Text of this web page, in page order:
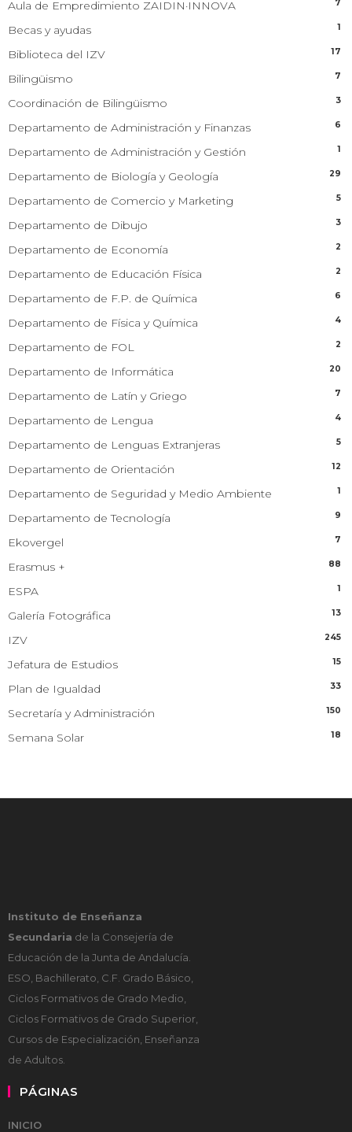
Aula de Empredimiento ZAIDIN·INNOVA 7
Becas y ayudas 1
Biblioteca del IZV 17
Bilingüismo 7
Coordinación de Bilingüismo 3
Departamento de Administración y Finanzas 6
Departamento de Administración y Gestión 1
Departamento de Biología y Geología 29
Departamento de Comercio y Marketing 5
Departamento de Dibujo 3
Departamento de Economía 2
Departamento de Educación Física 2
Departamento de F.P. de Química 6
Departamento de Física y Química 4
Departamento de FOL 2
Departamento de Informática 20
Departamento de Latín y Griego 7
Departamento de Lengua 4
Departamento de Lenguas Extranjeras 5
Departamento de Orientación 12
Departamento de Seguridad y Medio Ambiente 1
Departamento de Tecnología 9
Ekovergel 7
Erasmus + 88
ESPA 1
Galería Fotográfica 13
IZV 245
Jefatura de Estudios 15
Plan de Igualdad 33
Secretaría y Administración 150
Semana Solar 18
Instituto de Enseñanza
Secundaria de la Consejería de
Educación de la Junta de Andalucía.
ESO, Bachillerato, C.F. Grado Básico,
Ciclos Formativos de Grado Medio,
Ciclos Formativos de Grado Superior,
Cursos de Especialización, Enseñanza
de Adultos.
PÁGINAS
INICIO